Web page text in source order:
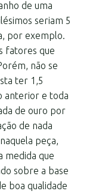
de uma
seriam 5
por exemplo.
fatores que
não se
ter 1,5
anterior e toda
de ouro por
de nada
peça,
medida que
sobre a base
boa qualidade